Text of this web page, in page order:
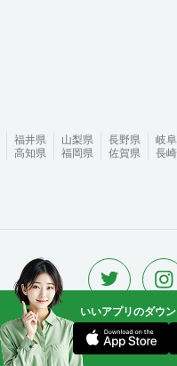
いいアプリのダウ
福井県 山梨県 長野県
岐
高知県 福岡県 佐賀県
長